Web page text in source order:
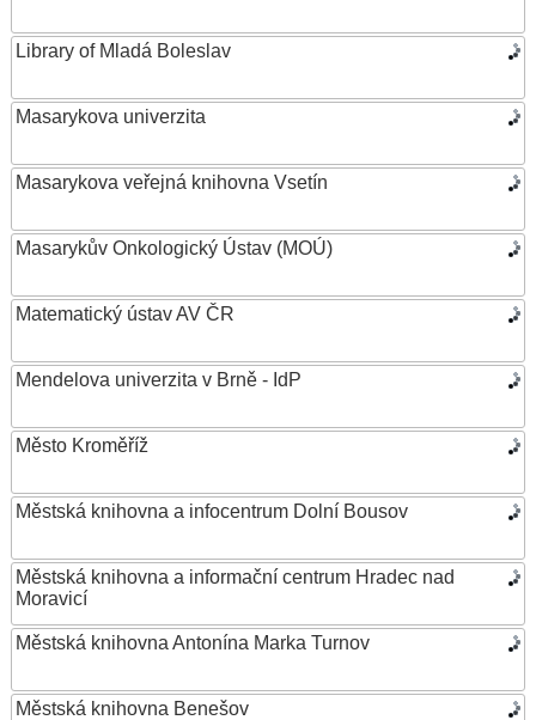
Library of Mladá Boleslav
Masarykova univerzita
Masarykova veřejná knihovna Vsetín
Masarykův Onkologický Ústav (MOÚ)
Matematický ústav AV ČR
Mendelova univerzita v Brně - IdP
Město Kroměříž
Městská knihovna a infocentrum Dolní Bousov
Městská knihovna a informační centrum Hradec nad
Moravicí
Městská knihovna Antonína Marka Turnov
Městská knihovna Benešov